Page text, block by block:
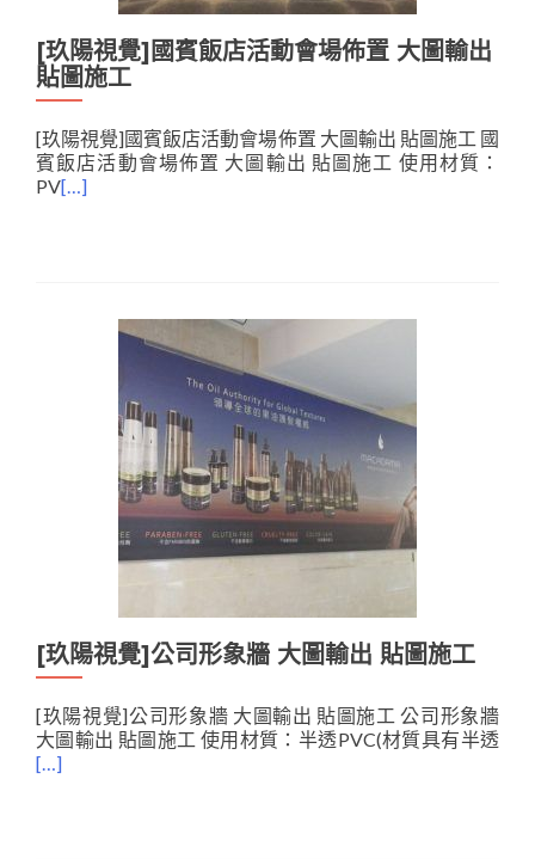
[玖陽視覺]國賓飯店活動會場佈置 大圖輸出
貼圖施工
[玖陽視覺]國賓飯店活動會場佈置 大圖輸出 貼圖施工 國
賓飯店活動會場佈置 大圖輸出 貼圖施工 使用材質：
PV[…]
[玖陽視覺]公司形象牆 大圖輸出 貼圖施工
[玖陽視覺]公司形象牆 大圖輸出 貼圖施工 公司形象牆
大圖輸出 貼圖施工 使用材質：半透PVC(材質具有半透
[…]